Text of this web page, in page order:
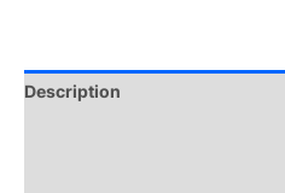
Description